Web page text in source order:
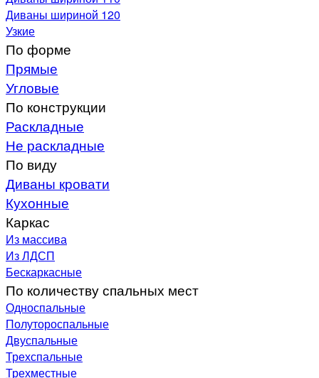
Диваны шириной 120
Узкие
По форме
Прямые
Угловые
По конструкции
Раскладные
Не раскладные
По виду
Диваны кровати
Кухонные
Каркас
Из массива
Из ЛДСП
Бескаркасные
По количеству спальных мест
Односпальные
Полутороспальные
Двуспальные
Трехспальные
Трехместные